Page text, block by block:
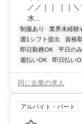
／／｜｜ ｜｜
水...
制服あり 業界未経験
週1シフト提出
資格
即日勤務OK
平日の
週払いOK
即日払い
同じ企業の求人
アルバイト・パート